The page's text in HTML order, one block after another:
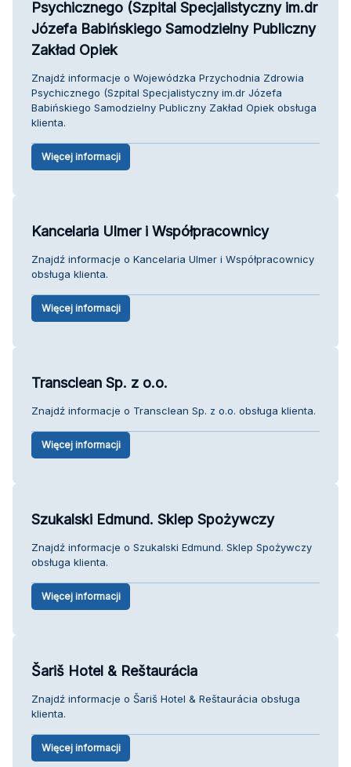
Psychicznego (Szpital Specjalistyczny im.dr
Józefa Babińskiego Samodzielny Publiczny
Zakład Opiek
Znajdź informacje o Wojewódzka Przychodnia Zdrowia
Psychicznego (Szpital Specjalistyczny im.dr Józefa
Babińskiego Samodzielny Publiczny Zakład Opiek obsługa
klienta.
Więcej informacji
Kancelaria Ulmer i Współpracownicy
Znajdź informacje o Kancelaria Ulmer i Współpracownicy
obsługa klienta.
Więcej informacji
Transclean Sp. z o.o.
Znajdź informacje o Transclean Sp. z o.o. obsługa klienta.
Więcej informacji
Szukalski Edmund. Sklep Spożywczy
Znajdź informacje o Szukalski Edmund. Sklep Spożywczy
obsługa klienta.
Więcej informacji
Šariš Hotel & Reštaurácia
Znajdź informacje o Šariš Hotel & Reštaurácia obsługa
klienta.
Więcej informacji